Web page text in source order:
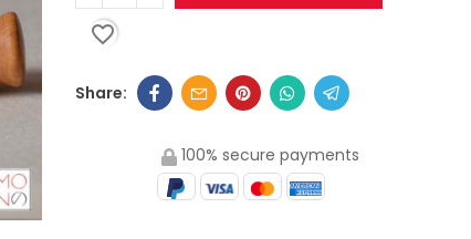
favorite_border
100% secure payments